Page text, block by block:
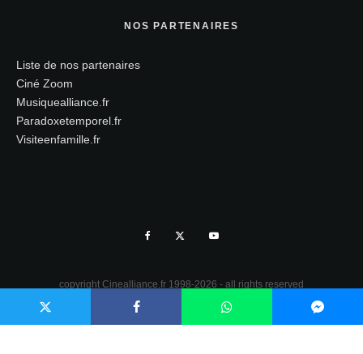
NOS PARTENAIRES
Liste de nos partenaires
Ciné Zoom
Musiquealliance.fr
Paradoxetemporel.fr
Visiteenfamille.fr
copyright Cinealliance.fr 1998-2026 - all rights reserved